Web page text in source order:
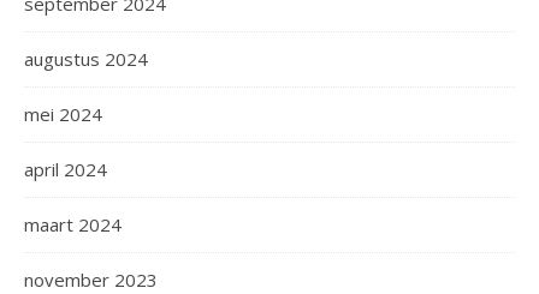
augustus 2024
mei 2024
april 2024
maart 2024
november 2023